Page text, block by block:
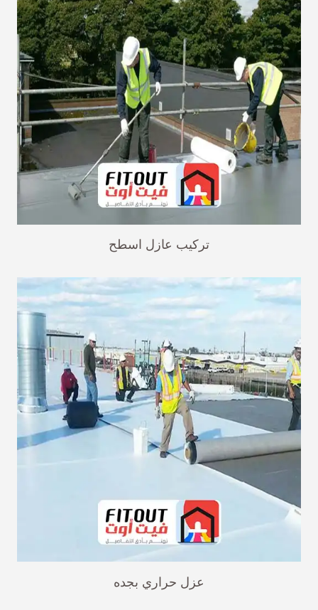
تركيب عازل اسطح
عزل حراري بجده